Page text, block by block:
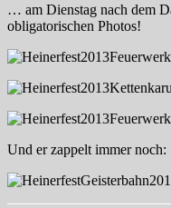
… am Dienstag nach dem
obligatorischen Photos!
Und er zappelt immer noch: